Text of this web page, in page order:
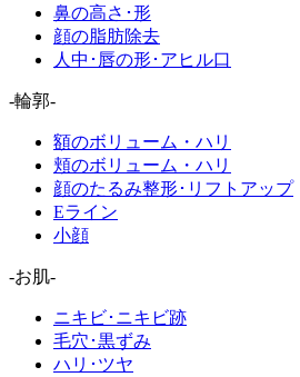
鼻の高さ･形
顔の脂肪除去
人中･唇の形･アヒル口
-輪郭-
額のボリューム・ハリ
頬のボリューム・ハリ
顔のたるみ整形･リフトアップ
Eライン
小顔
-お肌-
ニキビ･ニキビ跡
毛穴･黒ずみ
ハリ･ツヤ